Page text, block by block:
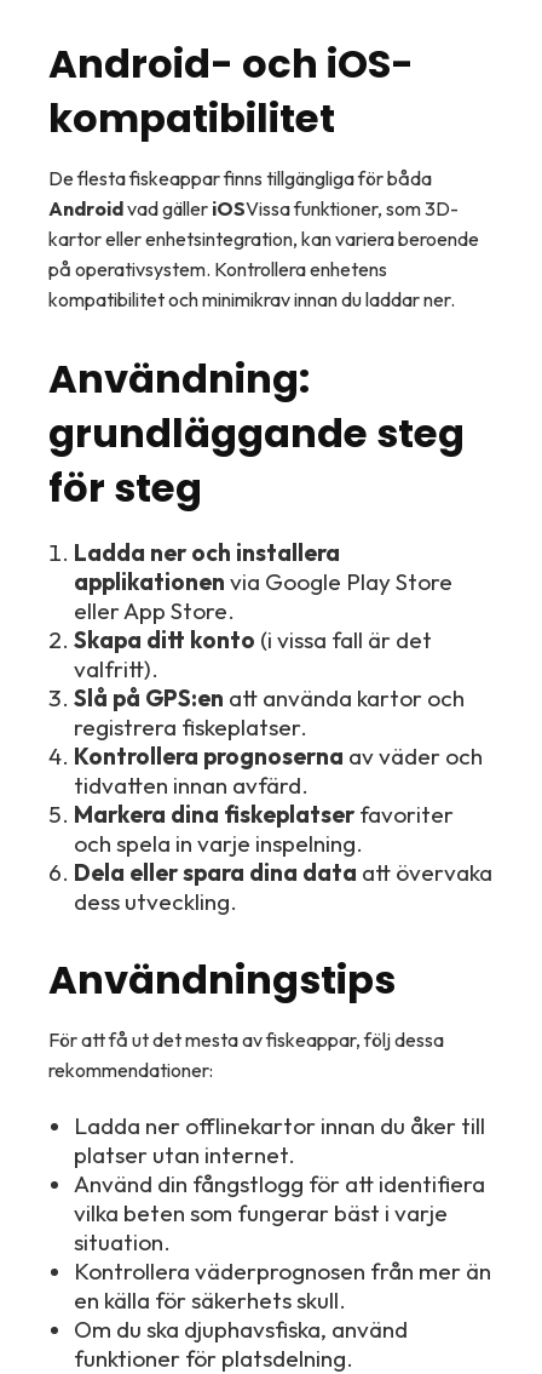
Android- och iOS-
kompatibilitet
De flesta fiskeappar finns tillgängliga för båda
Androidvad gäller iOSVissa funktioner, som 3D-
kartor eller enhetsintegration, kan variera beroende
på operativsystem. Kontrollera enhetens
kompatibilitet och minimikrav innan du laddar ner.
Användning:
grundläggande steg
för steg
Ladda ner och installera
applikationen via Google Play Store
eller App Store.
Skapa ditt konto (i vissa fall är det
valfritt).
Slå på GPS:en att använda kartor och
registrera fiskeplatser.
Kontrollera prognoserna av väder och
tidvatten innan avfärd.
Markera dina fiskeplatserfavoriter
och spela in varje inspelning.
Dela eller spara dina data att övervaka
dess utveckling.
Användningstips
För att få ut det mesta av fiskeappar, följ dessa
rekommendationer:
Ladda ner offlinekartor innan du åker till
platser utan internet.
Använd din fångstlogg för att identifiera
vilka beten som fungerar bäst i varje
situation.
Kontrollera väderprognosen från mer än
en källa för säkerhets skull.
Om du ska djuphavsfiska, använd
funktioner för platsdelning.